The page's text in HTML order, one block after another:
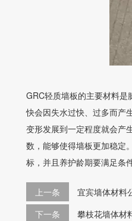
GRC轻质墙板的主要材料
快会因失水过快、过多而产
变形发展到一定程度就会产
数，能够使得墙板更加稳定
标，并且养护龄期要满足条
上一条
宜宾墙体材料
下一条
攀枝花墙体材